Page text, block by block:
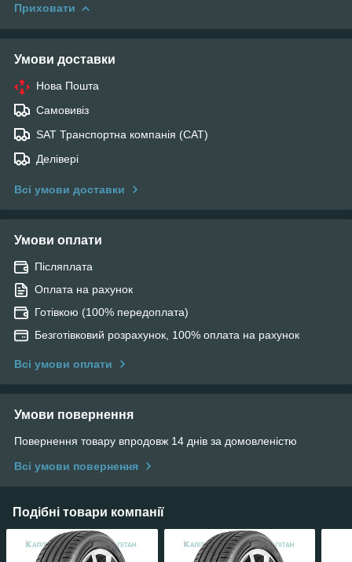
Приховати
Умови доставки
Нова Пошта
Самовивіз
SAT Транспортна компанія (САТ)
Делівері
Всі умови доставки
Умови оплати
Післяплата
Оплата на рахунок
Готівкою (100% передоплата)
Безготівковий розрахунок, 100% оплата на рахунок
Всі умови оплати
Умови повернення
Повернення товару впродовж 14 днів за домовленістю
Всі умови повернення
Подібні товари компанії